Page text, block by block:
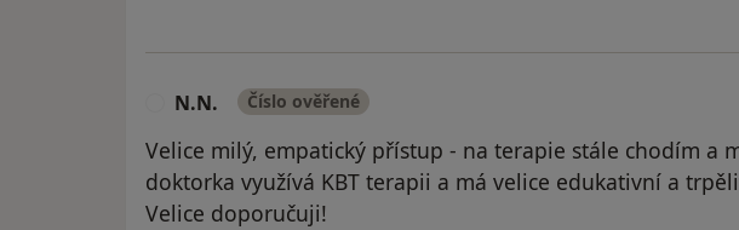
N.N. Číslo ověřené
Velice milý, empatický přístup - na terapie stále chodím a
doktorka využívá KBT terapii a má velice edukativní a
Velice doporučuji!